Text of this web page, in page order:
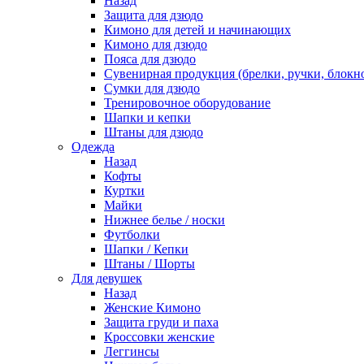
Защита для дзюдо
Кимоно для детей и начинающих
Кимоно для дзюдо
Пояса для дзюдо
Сувенирная продукция (брелки, ручки,
Сумки для дзюдо
Тренировочное оборудование
Шапки и кепки
Штаны для дзюдо
Одежда
Назад
Кофты
Куртки
Майки
Нижнее белье / носки
Футболки
Шапки / Кепки
Штаны / Шорты
Для девушек
Назад
Женские Кимоно
Защита груди и паха
Кроссовки женские
Леггинсы